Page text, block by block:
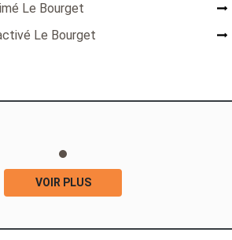
Le Bourget
Le Bourget
VOIR PLUS